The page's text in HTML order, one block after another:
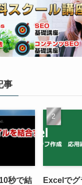
事
秒で結
Excelでグ